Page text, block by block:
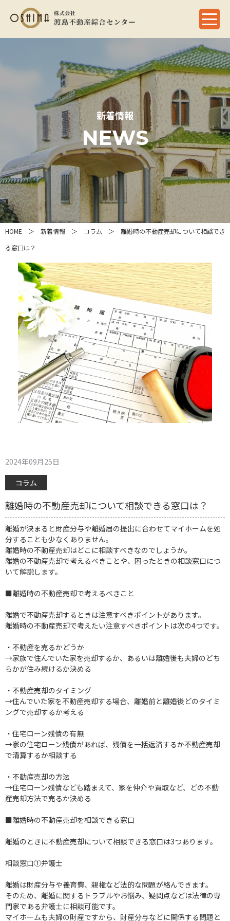
新着情報
NEWS
HOME ＞ 新着情報 ＞ コラム ＞ 離婚時の不動産売却について相談でき
る窓口は？
2024年09月25日
コラム
離婚時の不動産売却について相談できる窓口は？
離婚が決まると財産分与や離婚届の提出に合わせてマイホームを処
分することも少なくありません。
離婚時の不動産売却はどこに相談すべきなのでしょうか。
離婚の不動産売却で考えるべきことや、困ったときの相談窓口につ
いて解説します。
■離婚時の不動産売却で考えるべきこと
離婚で不動産売却するときは注意すべきポイントがあります。
離婚時の不動産売却で考えたい注意すべきポイントは次の4つです。
・不動産を売るかどうか
→家族で住んでいた家を売却するか、あるいは離婚後も夫婦のどち
らかが住み続けるか決める
・不動産売却のタイミング
→住んでいた家を不動産売却する場合、離婚前と離婚後どのタイミ
ングで売却するか考える
・住宅ローン残債の有無
→家の住宅ローン残債があれば、残債を一括返済するか不動産売却
で清算するか相談する
・不動産売却の方法
→住宅ローン残債なども踏まえて、家を仲介や買取など、どの不動
産売却方法で売るか決める
■離婚時の不動産売却を相談できる窓口
離婚のときに不動産売却について相談できる窓口は3つあります。
相談窓口①弁護士
離婚は財産分与や養育費、親権など法的な問題が絡んできます。
そのため、離婚に関するトラブルやお悩み、疑問点などは法律の専
門家である弁護士に相談可能です。
マイホームも夫婦の財産ですから、財産分与などに関係する問題と